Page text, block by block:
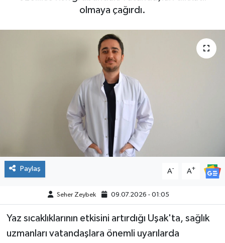
olmaya çağırdı.
Paylaş A- A+
Seher Zeybek 09.07.2026 - 01:05
Yaz sıcaklıklarının etkisini artırdığı Uşak'ta, sağlık
uzmanları vatandaşlara önemli uyarılarda